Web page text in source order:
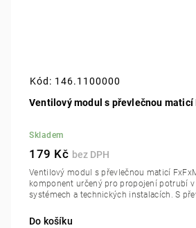
Ventilový modul s převlečnou maticí
Skladem
179 Kč
Do košíku
Ventilový modul s převlečnou maticí
komponent určený pro propojení potrubí v
systémech a technických instalacích. S
Kód: 146.1100000